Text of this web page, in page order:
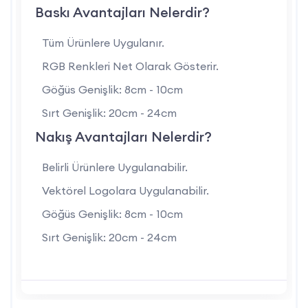
uygulanabilen logo baskısı ile firmanıza özel hale getirilebilir.
lacivert garniler, ürüne modern ve dikkat çekici bir görünüm
katar.
Unisex Kalıp: Erkek ve kadın çalışanların ortak kullanımı için
Kullanım Alanları
Kurumsal Personel Kıyafeti: Fabrika, depo, ofis ve saha
çalışanları için ideal bir dış giyim seçeneğidir.
Promosyon Ürünü: Baskılı yapısıyla kurumsal tanıtımlarda
Baskı Avantajları Nelerdir?
Tüm Ürünlere Uygulanır.
RGB Renkleri Net Olarak Gösterir.
Göğüs Genişlik: 8cm - 10cm
Sırt Genişlik: 20cm - 24cm
Nakış Avantajları Nelerdir?
Belirli Ürünlere Uygulanabilir.
Vektörel Logolara Uygulanabilir.
Göğüs Genişlik: 8cm - 10cm
Sırt Genişlik: 20cm - 24cm